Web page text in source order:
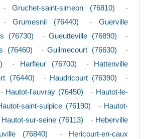
- Gruchet-saint-simeon (76810) -
- Grumesnil (76440) -Guerville
(76730) -Gueutteville (76890) -
(76460) -Guilmecourt (76630) -
- Harfleur (76700) -
Hattenville
(76440) - Haudricourt (76390) -
- Hautot-l'auvray (76450) - Hautot-le-
saint-sulpice (76190) - Hautot-
Hautot-sur-seine (76113) - Heberville
(76840) -
Hericourt-en-caux